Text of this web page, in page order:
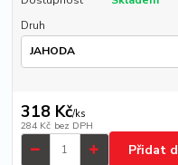
Druh
318 Kč/ks
284 Kč bez DPH
Přidat